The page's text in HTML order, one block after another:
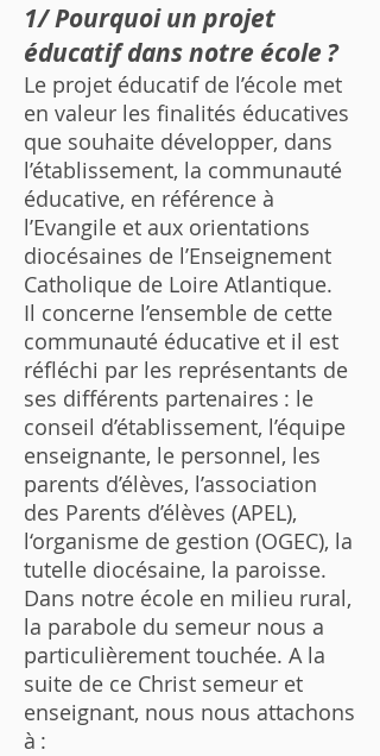
1/ Pourquoi un projet
éducatif dans notre école ?
Le projet éducatif de l’école met
en valeur les finalités éducatives
que souhaite développer, dans
l’établissement, la communauté
éducative, en référence à
l’Evangile et aux orientations
diocésaines de l’Enseignement
Catholique de Loire Atlantique.
Il concerne l’ensemble de cette
communauté éducative et il est
réfléchi par les représentants de
ses différents partenaires : le
conseil d’établissement, l’équipe
enseignante, le personnel, les
parents d’élèves, l’association
des Parents d’élèves (APEL),
l‘organisme de gestion (OGEC), la
tutelle diocésaine, la paroisse.
Dans notre école en milieu rural,
la parabole du semeur nous a
particulièrement touchée. A la
suite de ce Christ semeur et
enseignant, nous nous attachons
à :